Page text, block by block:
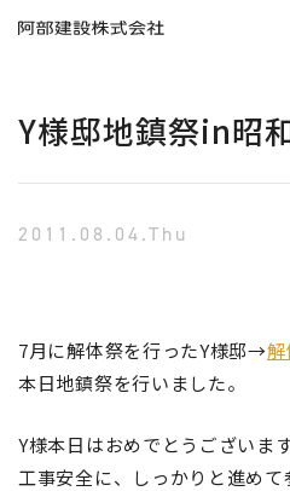
Y様邸地鎮祭in昭
2011.08.04.Thu
7月に解体祭を行ったY様邸→解
本日地鎮祭を行いました。
Y様本日はおめでとうございます
工事安全に、しっかりと進め